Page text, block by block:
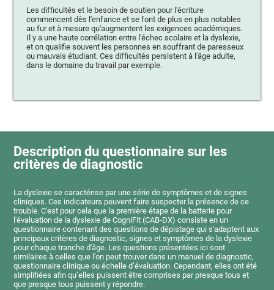
Les difficultés et le besoin de soutien pour l'écriture
commencent dès l'enfance et se font de plus en plus notables
au fur et à mesure qu'augmentent les exigences académiques.
Il y a une haute corrélation entre l'échec scolaire et la dyslexie,
et on qualifie souvent les personnes en souffrant de paresseux
ou mauvais étudiant. Ces difficultés persistent à l'âge adulte,
dans le domaine du travail par exemple.
Description du questionnaire sur les
critères de diagnostic
La dyslexie se caractérise par une série de symptômes et de signes
cliniques. Ces indicateurs peuvent faire suspecter la présence de ce
trouble. C'est pour cela que la première étape de la batterie pour
l'évaluation de la dyslexie de CogniFit (CAB-DX) consiste en un
questionnaire contenant des questions de dépistage qui s'adaptent aux
principaux critères de diagnostic, signes et symptômes de la dyslexie
pour chaque tranche d'âge. Les questions présentées ici sont
similaires à celles que l’on peut trouver dans un manuel de diagnostic,
questionnaire clinique ou échelle d’évaluation. Cependant, elles ont été
simplifiées afin qu’elles puissent être comprises par presque tous et
que presque tous puissent y répondre.